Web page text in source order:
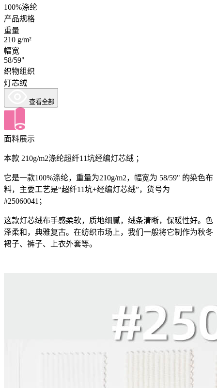
100%涤纶
产品规格
重量
210 g/m²
幅宽
58/59"
织物组织
灯芯绒
查看全部
面料展示
本款 210g/m2涤纶超纤11坑经编灯芯绒 ；
它是一款100%涤纶，重量为210g/m2，幅宽为 58/59" 的染色布
料，主要工艺是“超纤11坑+经编灯芯绒”，货号为
#25060041；
这款灯芯绒布手感柔软，质地细腻，绒条清晰，保暖性好。色
泽柔和，典雅复古。在纺织市场上，我们一般将它制作为秋冬
裙子、裤子、上衣外套等。